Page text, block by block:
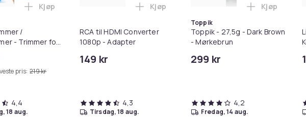
omformer 1080p i handlekurven
/
- Trimmer for
pris: 219 kr
Legg Hundetrimmer / Potetrimmer - Trimmer for Poter i handlekurven
Kjøp
4,4
18 aug.
RCA til HDMI Converter
1080p - Adapter
149 kr
Legg RCA til HDMI Converter 1080p -
Kjøp
4,3
tirsdag, 18 aug.
Toppik
Toppik - 27,5g - Dark Brown
- Mørkebrun
299 kr
Legg
Kjøp
4,2
fredag, 14 aug.